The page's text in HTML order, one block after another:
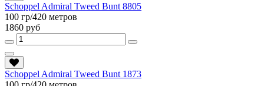
Schoppel Admiral Tweed Bunt 8805
100 гр/420 метров
1860 руб
Schoppel Admiral Tweed Bunt 1873